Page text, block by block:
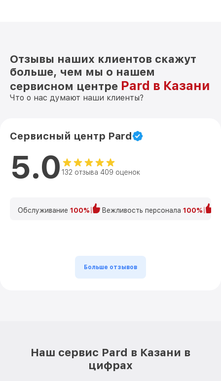
Отзывы наших клиентов скажут
больше, чем мы о нашем
сервисном центре Pard в Казани
Что о нас думают наши клиенты?
Сервисный центр Pard
5.0 132 отзыва 409 оценок
Обслуживание 100% Вежливость персонала 100%
Больше отзывов
Наш сервис Pard в Казани в
цифрах